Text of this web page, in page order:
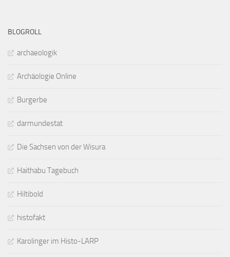
BLOGROLL
archaeologik
Archäologie Online
Burgerbe
darmundestat
Die Sachsen von der Wisura
Haithabu Tagebuch
Hiltibold
histofakt
Karolinger im Histo-LARP